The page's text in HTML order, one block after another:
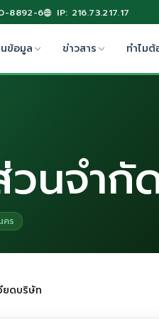
8892-6 IP: 216.73.217.17
ข้อมูล ข่าวสาร ทำไมต้
วนจำ
คร
ยดบริษัท